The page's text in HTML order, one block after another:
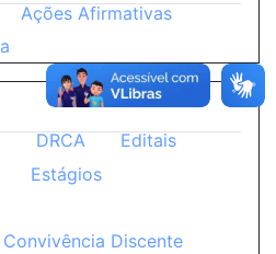
Ações Afirmativas
DRCA
Editais
Estágios
Discente